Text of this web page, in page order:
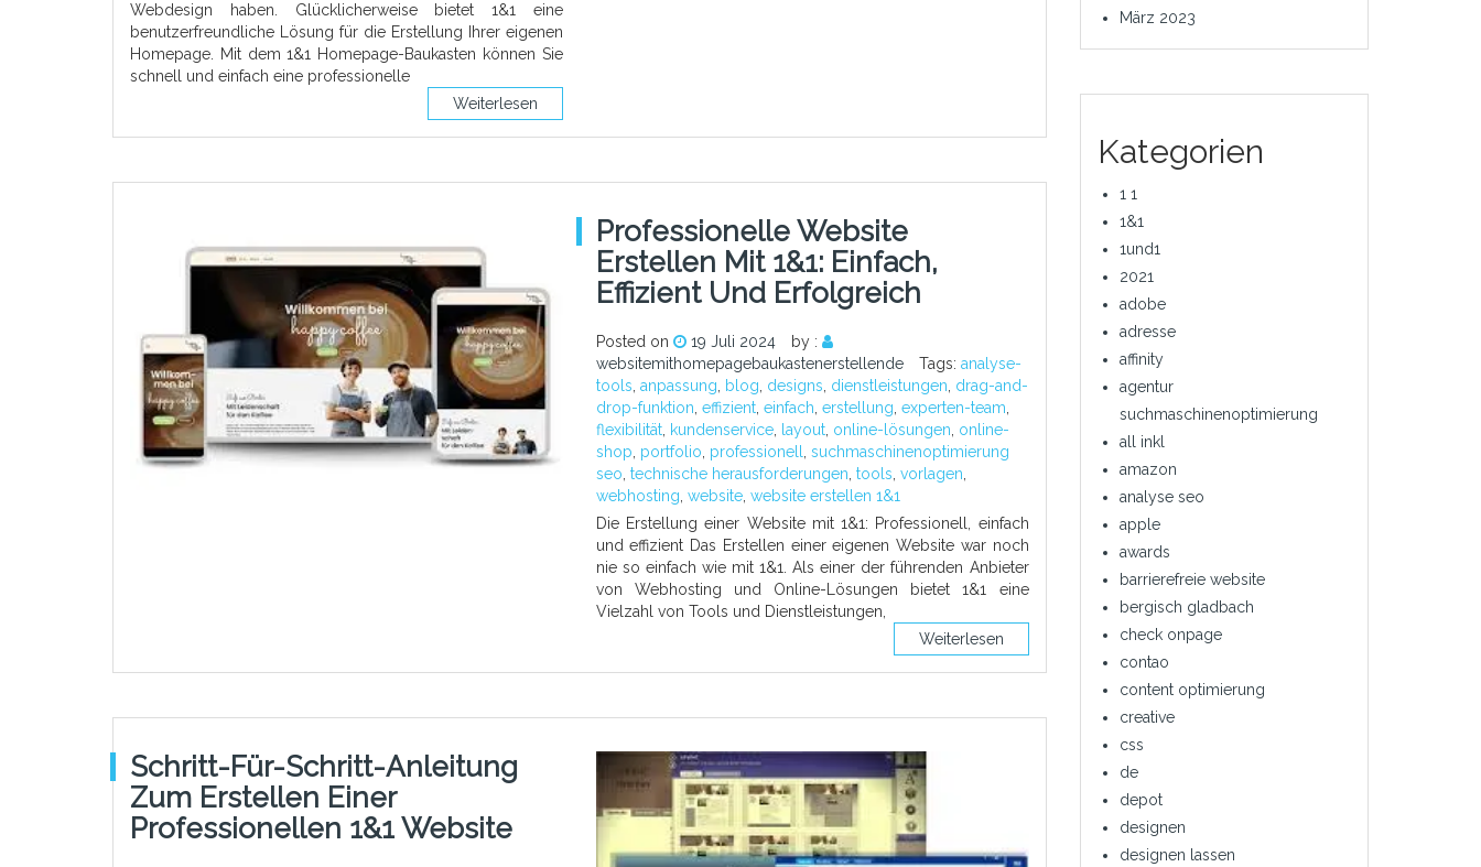
Webdesign haben. Glücklicherweise bietet 1&1 eine
benutzerfreundliche Lösung für die Erstellung Ihrer eigenen
Homepage. Mit dem 1&1 Homepage-Baukasten können Sie
schnell und einfach eine professionelle
Weiterlesen
Professionelle Website
Erstellen Mit 1&1: Einfach,
Effizient Und Erfolgreich
Posted on 19 Juli 2024
by :
websitemithomepagebaukastenerstellende
Tags: analyse-
tools anpassung blog designs dienstleistungen drag-and-
drop-funktion effizient, einfach erstellung experten-team
flexibilität, kundenservice, layout, online-lösungen online-
shop portfolio professionell
suchmaschinenoptimierung
seo technische herausforderungen tools vorlagen
webhosting website, website erstellen 1&1
Die Erstellung einer Website mit 1&1: Professionell, einfach
und effizient Das Erstellen einer eigenen Website war noch
nie so einfach wie mit 1&1. Als einer der führenden Anbieter
von Webhosting und Online-Lösungen bietet 1&1 eine
Vielzahl von Tools und Dienstleistungen,
Weiterlesen
Schritt-Für-Schritt-Anleitung
Zum Erstellen Einer
Professionellen 1&1 Website
März 2023
Kategorien
1 1
1&1
1und1
2021
adobe
adresse
affinity
agentur
suchmaschinenoptimierung
all inkl
amazon
analyse seo
apple
awards
barrierefreie website
bergisch gladbach
check onpage
contao
content optimierung
creative
css
de
depot
designen
designen lassen